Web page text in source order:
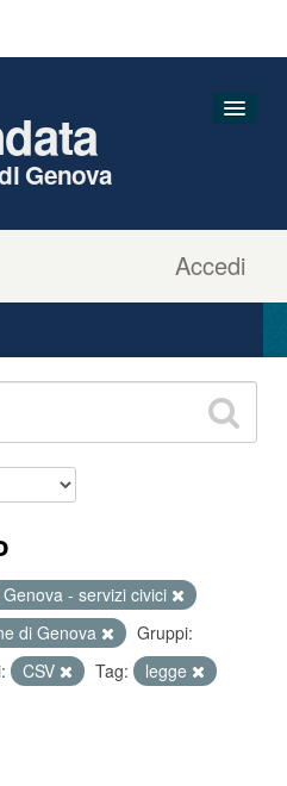
Accedi
Genova
- servizi civici
di Genova
Gruppi:
CSV Tag:
legge